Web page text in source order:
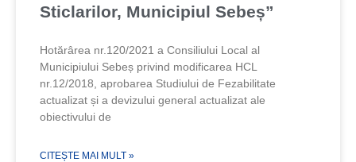
Sticlarilor, Municipiul Sebeș”
Hotărârea nr.120/2021 a Consiliului Local al
Municipiului Sebeș privind modificarea HCL
nr.12/2018, aprobarea Studiului de Fezabilitate
actualizat și a devizului general actualizat ale
obiectivului de
CITEȘTE MAI MULT »